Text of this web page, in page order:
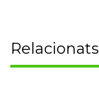
Relacionats